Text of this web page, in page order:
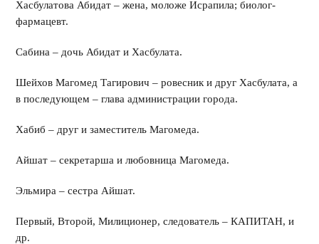
Хасбулатова Абидат – жена, моложе Исрапила; биолог-
фармацевт.
Сабина – дочь Абидат и Хасбулата.
Шейхов Магомед Тагирович – ровесник и друг Хасбулата, а
в последующем – глава администрации города.
Хабиб – друг и заместитель Магомеда.
Айшат – секретарша и любовница Магомеда.
Эльмира – сестра Айшат.
Первый, Второй, Милиционер, следователь – КАПИТАН, и
др.